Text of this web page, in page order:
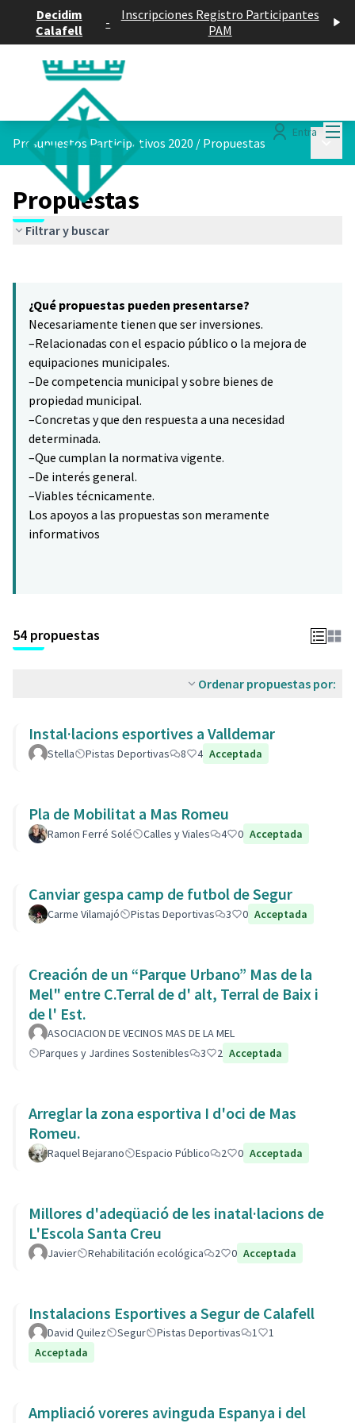
Decidim
Calafell
-
Inscripciones Registro Participantes
PAM
Entra
Presupuestos Participativos 2020 / Propuestas
Propuestas
Filtrar y buscar
−
¿Qué propuestas pueden presentarse?
Necesariamente tienen que ser inversiones.
–Relacionadas con el espacio público o la mejora de
equipaciones municipales.
–De competencia municipal y sobre bienes de
propiedad municipal.
–Concretas y que den respuesta a una necesidad
determinada.
–Que cumplan la normativa vigente.
–De interés general.
–Viables técnicamente.
Los apoyos a las propuestas son meramente
informativos
54 propuestas
Ordenar propuestas por:
Instal·lacions esportives a Valldemar
Stella Pistas Deportivas 8 4 Acceptada
Pla de Mobilitat a Mas Romeu
Ramon Ferré Solé Calles y Viales 4 0 Acceptada
Canviar gespa camp de futbol de Segur
Carme Vilamajó Pistas Deportivas 3 0 Acceptada
Creación de un “Parque Urbano” Mas de la
Mel" entre C.Terral de d' alt, Terral de Baix i
de l' Est.
ASOCIACION DE VECINOS MAS DE LA MEL
Parques y Jardines Sostenibles
3 2 Acceptada
Arreglar la zona esportiva I d'oci de Mas
Romeu.
Raquel Bejarano Espacio Público 2 0 Acceptada
Millores d'adeqüació de les inatal·lacions de
L'Escola Santa Creu
Javier Rehabilitación ecológica 2 0 Acceptada
Instalacions Esportives a Segur de Calafell
David Quilez Segur Pistas Deportivas 1
1
Acceptada
Ampliació voreres avinguda Espanya i del